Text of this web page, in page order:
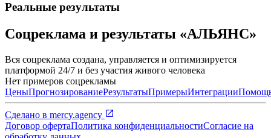
Реальные результаты
Соцреклама и результаты «АЛЬЯНС»
Вся соцреклама создана, управляется и оптимизируется
платформой 24/7 и без участия живого человека
Нет примеров соцрекламы
ЦеныПрогнозированиеРезультатыПримерыИнтеграции
Сделано в mercy.agency
Договор офертаПолитика конфиденциальностиСогласие на